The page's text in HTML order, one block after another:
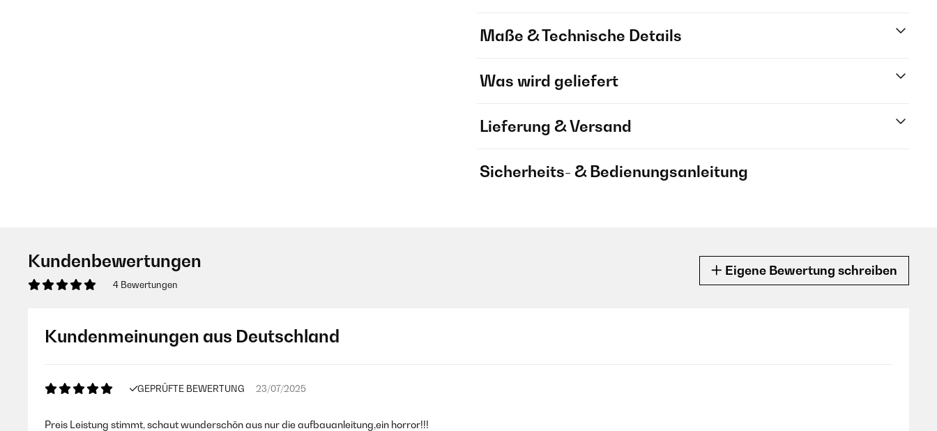
Maße & Technische Details
Was wird geliefert
Lieferung & Versand
Sicherheits- & Bedienungsanleitung
Kundenbewertungen
4 Bewertungen
Eigene Bewertung schreiben
Kundenmeinungen aus Deutschland
GEPRÜFTE BEWERTUNG 23/07/2025
Preis Leistung stimmt, schaut wunderschön aus nur die aufbauanleitung,ein horror!!!